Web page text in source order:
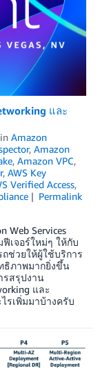
และ
in Amazon
, Amazon
, Amazon VPC,
, AWS Key
Verified Access,
Permalink
Web Services
ฟีเจอร์ใหม่ๆ ให้กับ
ช่วยให้ผู้ใช้บริการ
ธิภาพมากยิ่งขึ้น
รสรุปงาน
และ
รเพิ่มมาบ้างครับ